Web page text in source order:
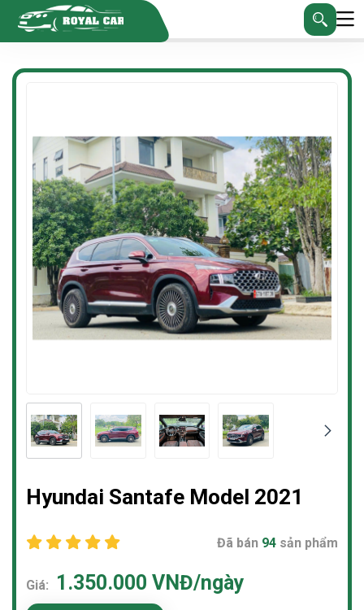
Trang chủ Xe Xe 7 chỗ Hyundai Santafe model 2021
Hyundai Santafe Model 2021
Đã bán 94 sản phẩm
Giá: 1.350.000 VNĐ/ngày